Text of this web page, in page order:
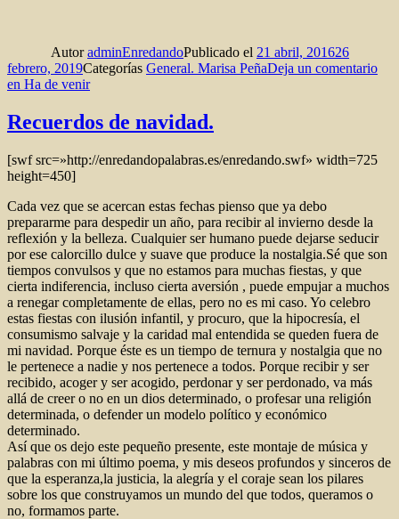
AutoradminEnredandoPublicado el 21 abril, 201626
febrero, 2019Categorías General. Marisa PeñaDeja un comentario
en Ha de venir
Recuerdos de navidad.
[swf src=»http://enredandopalabras.es/enredando.swf» width=725
height=450]
Cada vez que se acercan estas fechas pienso que ya debo
prepararme para despedir un año, para recibir al invierno desde la
reflexión y la belleza. Cualquier ser humano puede dejarse seducir
por ese calorcillo dulce y suave que produce la nostalgia.Sé que son
tiempos convulsos y que no estamos para muchas fiestas, y que
cierta indiferencia, incluso cierta aversión , puede empujar a muchos
a renegar completamente de ellas, pero no es mi caso. Yo celebro
estas fiestas con ilusión infantil, y procuro, que la hipocresía, el
consumismo salvaje y la caridad mal entendida se queden fuera de
mi navidad. Porque éste es un tiempo de ternura y nostalgia que no
le pertenece a nadie y nos pertenece a todos. Porque recibir y ser
recibido, acoger y ser acogido, perdonar y ser perdonado, va más
allá de creer o no en un dios determinado, o profesar una religión
determinada, o defender un modelo político y económico
determinado.
Así que os dejo este pequeño presente, este montaje de música y
palabras con mi último poema, y mis deseos profundos y sinceros de
que la esperanza,la justicia, la alegría y el coraje sean los pilares
sobre los que construyamos un mundo del que todos, queramos o
no, formamos parte.